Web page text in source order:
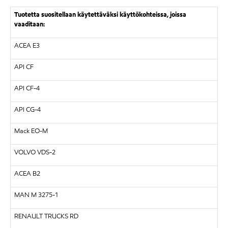
Tuotetta suositellaan käytettäväksi käyttökohteissa, joissa
vaaditaan:
ACEA E3
API CF
API CF-4
API CG-4
Mack EO-M
VOLVO VDS-2
ACEA B2
MAN M 3275-1
RENAULT TRUCKS RD